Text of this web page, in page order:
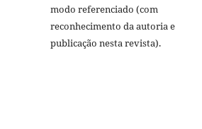
modo referenciado (com
reconhecimento da autoria e
publicação nesta revista).